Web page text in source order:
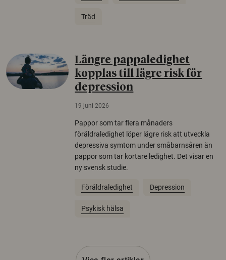
Träd
Längre pappaledighet
kopplas till lägre risk för
depression
19 juni 2026
Pappor som tar flera månaders
föräldraledighet löper lägre risk att utveckla
depressiva symtom under småbarnsåren än
pappor som tar kortare ledighet. Det visar en
ny svensk studie.
Föräldraledighet Depression
Psykisk hälsa